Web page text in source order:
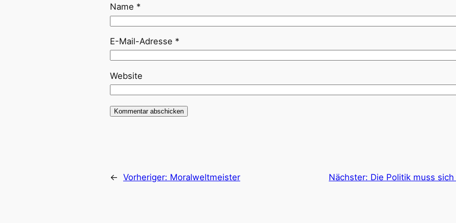
Name *
E-Mail-Adresse *
Website
← Vorheriger: Moralweltmeister Nächster: Die Politik muss